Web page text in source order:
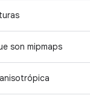
son mipmaps